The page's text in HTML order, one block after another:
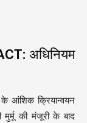
अधिनियम
आंशिक क्रियान्वयन
मुर्मू की मंजूरी के बाद